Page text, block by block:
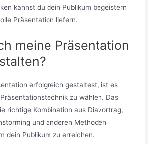
kannst du dein Publikum begeistern
Präsentation liefern.
meine Präsentation
erfolgreich gestaltest, ist es
zu wählen. Das
richtige Kombination aus Diavortrag,
und anderen Methoden
dein Publikum zu erreichen.